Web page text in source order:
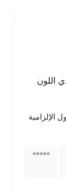
اللون
الإلزامية
5 من